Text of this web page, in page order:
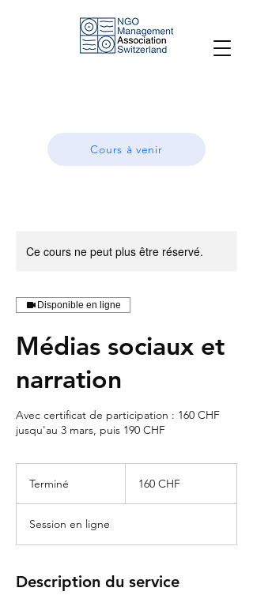
Cours à venir
Ce cours ne peut plus être réservé.
Disponible en ligne
Médias sociaux et
narration
Avec certificat de participation : 160 CHF
jusqu'au 3 mars, puis 190 CHF
Terminé
d
u
o
n
suisses
160 CHF
Session en ligne
Description du service